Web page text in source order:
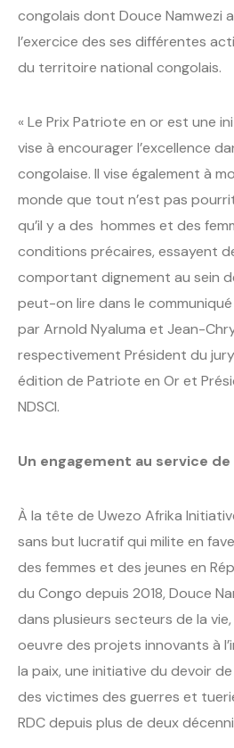
congolais dont Douce Namwezi
l’exercice des ses différentes
du territoire national congolais.
« Le Prix Patriote en or est une
vise à encourager l’excellence
congolaise. Il vise également à
monde que tout n’est pas
qu’il y a des hommes et des
conditions précaires, essayent
comportant dignement au sein
peut-on lire dans le
par Arnold Nyaluma et Jean-
respectivement Président du
édition de Patriote en Or et
NDSCI.
Un engagement au service
À la tête de Uwezo Afrika
sans but lucratif qui milite en
des femmes et des jeunes en
du Congo depuis 2018, Douce
dans plusieurs secteurs de la
oeuvre des projets innovants à
la paix, une initiative du devoir
des victimes des guerres et
RDC depuis plus de deux